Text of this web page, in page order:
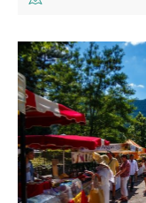
Le marché
matin sur la place